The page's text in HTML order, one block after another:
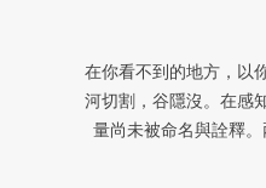
在你看不到的地方，以
河切割，谷隱沒。在感
量尚未被命名與詮釋